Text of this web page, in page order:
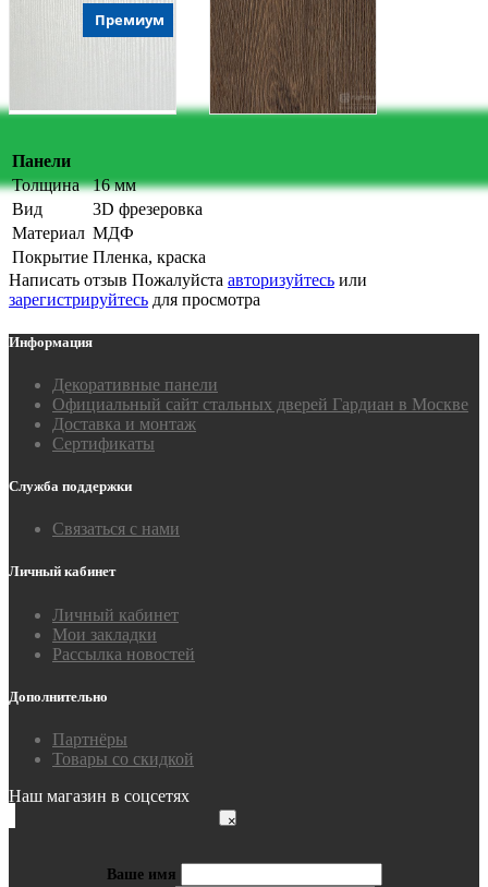
Премиум
Панели
Толщина
16 мм
Вид
3D фрезеровка
Материал МДФ
Покрытие Пленка, краска
Написать отзыв Пожалуйста авторизуйтесь или
зарегистрируйтесь для просмотра
Информация
Декоративные панели
Официальный сайт стальных дверей Гардиан в Москве
Доставка и монтаж
Сертификаты
Служба поддержки
Связаться с нами
Личный кабинет
Личный кабинет
Мои закладки
Рассылка новостей
Дополнительно
Партнёры
Товары со скидкой
Наш магазин в соцсетях
×
Ваше имя